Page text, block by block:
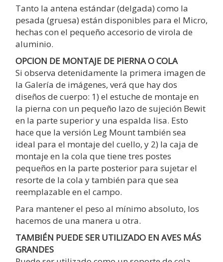
Tanto la antena estándar (delgada) como la
pesada (gruesa) están disponibles para el Micro,
hechas con el pequeño accesorio de virola de
aluminio.
OPCION DE MONTAJE DE PIERNA O COLA
Si observa detenidamente la primera imagen de
la Galería de imágenes, verá que hay dos
diseños de cuerpo: 1) el estuche de montaje en
la pierna con un pequeño lazo de sujeción Bewit
en la parte superior y una espalda lisa. Esto
hace que la versión Leg Mount también sea
ideal para el montaje del cuello, y 2) la caja de
montaje en la cola que tiene tres postes
pequeños en la parte posterior para sujetar el
resorte de la cola y también para que sea
reemplazable en el campo.
Para mantener el peso al mínimo absoluto, los
hacemos de una manera u otra.
TAMBIÉN PUEDE SER UTILIZADO EN AVES MÁS
GRANDES